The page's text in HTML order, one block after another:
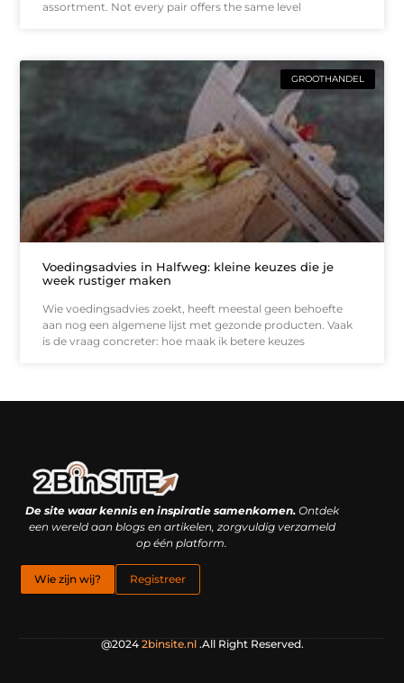
assortment. Not every pair offers the same level
GROOTHANDEL
Voedingsadvies in Halfweg: kleine keuzes die je
week rustiger maken
Wie voedingsadvies zoekt, heeft meestal geen behoefte
aan nog een algemene lijst met gezonde producten. Vaak
is de vraag concreter: hoe maak ik betere keuzes
De site waar kennis en inspiratie samenkomen.Ontdek
een wereld aan blogs en artikelen, zorgvuldig verzameld
op één platform.
Wie zijn wij? Registreer
@2024 2binsite.nl.All Right Reserved.